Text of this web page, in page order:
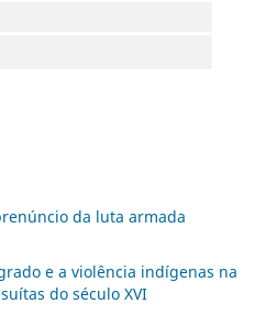
da luta armada
e a violência indígenas na
do século XVI